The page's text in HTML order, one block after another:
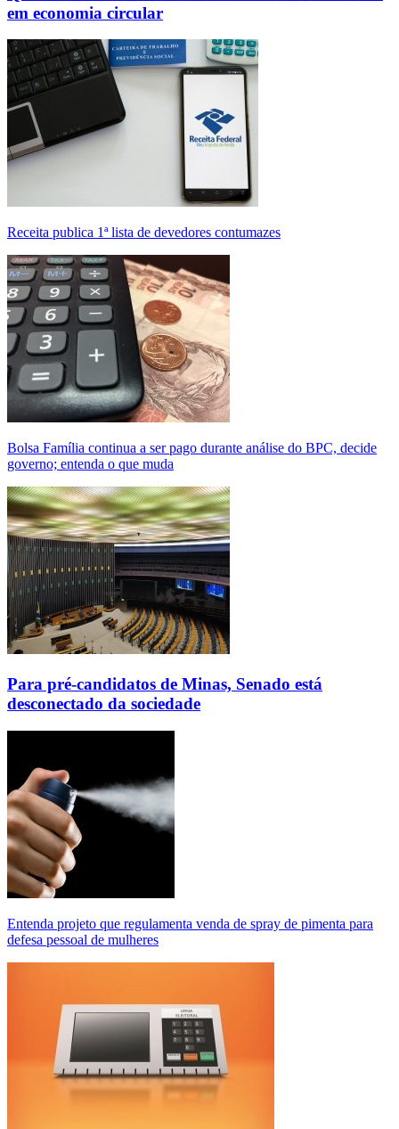
em economia circular
Receita publica 1ª lista de devedores contumazes
Bolsa Família continua a ser pago durante análise do BPC, decide
governo; entenda o que muda
Para pré-candidatos de Minas, Senado está
desconectado da sociedade
Entenda projeto que regulamenta venda de spray de pimenta para
defesa pessoal de mulheres